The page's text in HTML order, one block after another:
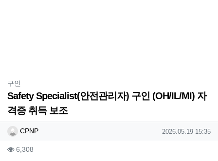
구인
Safety Specialist(안전관리자) 구인 (OH/IL/MI) 자
격증 취득 보조
작성자 정보
CPNP작성 작성일
2026.05.19 15:35
컨텐츠 정보
6,308